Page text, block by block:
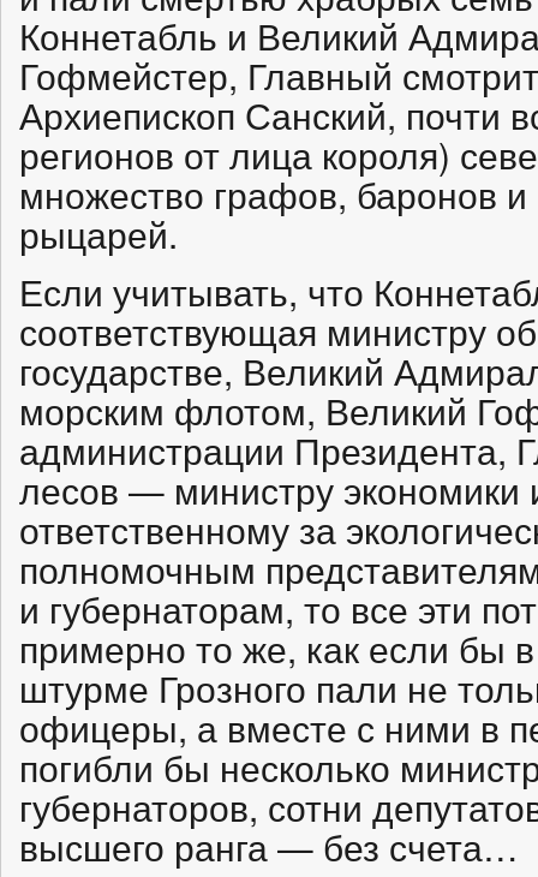
Коннетабль и Великий
Гофмейстер, Главный
Архиепископ Санский, почти
регионов от лица короля)
множество графов, баронов и
рыцарей.
Если учитывать, что
соответствующая министру
государстве, Великий
морским флотом, Великий
администрации Президента,
лесов — министру экономики
ответственному за
полномочным
и губернаторам, то все эти
примерно то же, как если бы
штурме Грозного пали не
офицеры, а вместе с ними в
погибли бы несколько
губернаторов, сотни
высшего ранга — без счета…